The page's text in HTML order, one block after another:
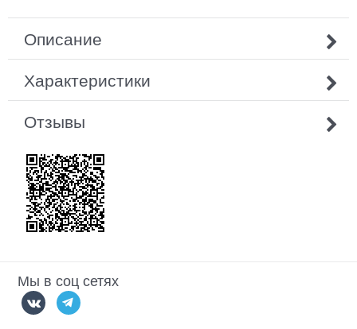
Описание
Характеристики
Отзывы
Мы в соц сетях